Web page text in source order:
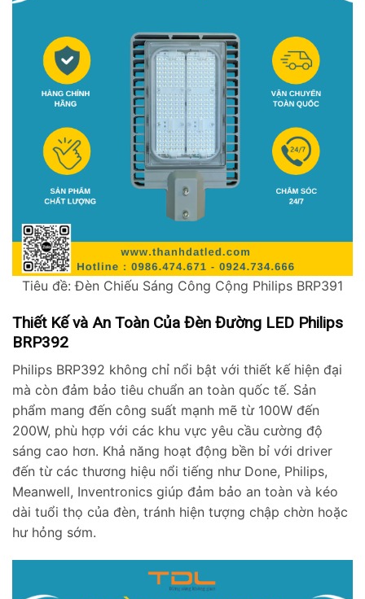
Tiêu đề: Đèn Chiếu Sáng Công Cộng Philips BRP391
Thiết Kế và An Toàn Của Đèn Đường LED Philips
BRP392
Philips BRP392 không chỉ nổi bật với thiết kế hiện đại
mà còn đảm bảo tiêu chuẩn an toàn quốc tế. Sản
phẩm mang đến công suất mạnh mẽ từ 100W đến
200W, phù hợp với các khu vực yêu cầu cường độ
sáng cao hơn. Khả năng hoạt động bền bỉ với driver
đến từ các thương hiệu nổi tiếng như Done, Philips,
Meanwell, Inventronics giúp đảm bảo an toàn và kéo
dài tuổi thọ của đèn, tránh hiện tượng chập chờn hoặc
hư hỏng sớm.